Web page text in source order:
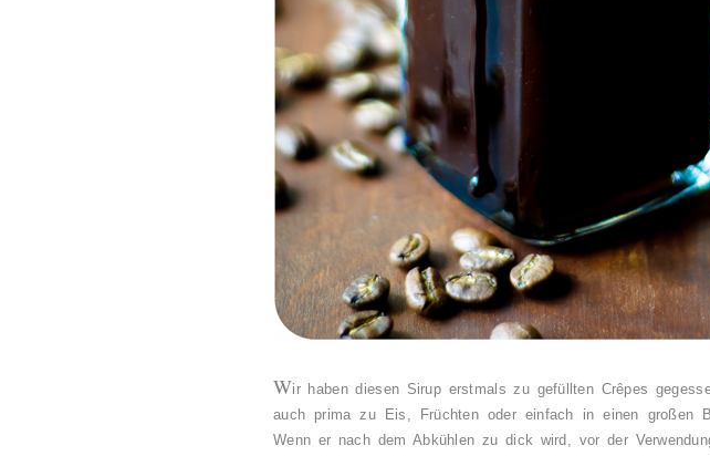
Wir haben diesen Sirup erstmals zu gefüllten Crêpes
auch prima zu Eis, Früchten oder einfach in einen großen
Wenn er nach dem Abkühlen zu dick wird, vor der